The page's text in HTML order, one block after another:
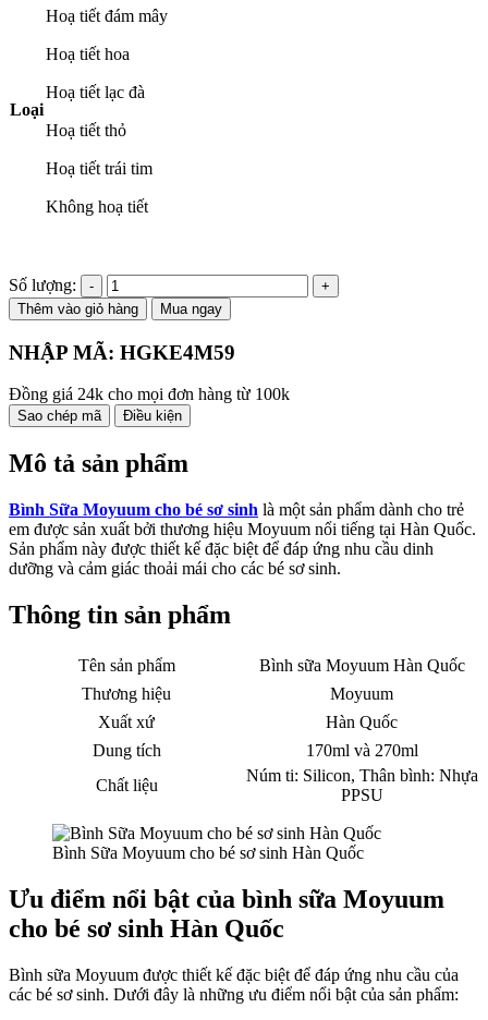
370,000₫
Loại
Hoạ tiết đám mây
Hoạ tiết hoa
Hoạ tiết lạc đà
Hoạ tiết thỏ
Hoạ tiết trái tim
Không hoạ tiết
Số lượng:
Thêm vào giỏ hàng Mua ngay
NHẬP MÃ: HGKE4M59
Đồng giá 24k cho mọi đơn hàng từ 100k
Sao chép mã Điều kiện
Mô tả sản phẩm
Bình Sữa Moyuum cho bé sơ sinh là một sản phẩm dành cho trẻ
em được sản xuất bởi thương hiệu Moyuum nổi tiếng tại Hàn Quốc.
Sản phẩm này được thiết kế đặc biệt để đáp ứng nhu cầu dinh
dưỡng và cảm giác thoải mái cho các bé sơ sinh.
Thông tin sản phẩm
Tên sản phẩm
Bình sữa Moyuum Hàn Quốc
Thương hiệu
Moyuum
Xuất xứ
Hàn Quốc
Dung tích
170ml và 270ml
Chất liệu
Núm ti: Silicon, Thân bình: Nhựa
PPSU
Bình Sữa Moyuum cho bé sơ sinh Hàn Quốc
Ưu điểm nổi bật của bình sữa Moyuum
cho bé sơ sinh Hàn Quốc
Bình sữa Moyuum được thiết kế đặc biệt để đáp ứng nhu cầu của
các bé sơ sinh. Dưới đây là những ưu điểm nổi bật của sản phẩm: